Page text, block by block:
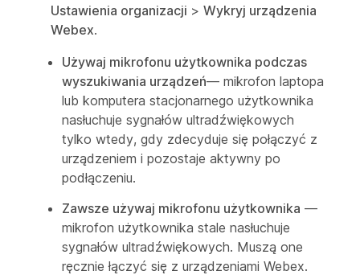
Ustawienia organizacji > Wykryj urządzenia
Webex.
Używaj mikrofonu użytkownika podczas
wyszukiwania urządzeń— mikrofon laptopa
lub komputera stacjonarnego użytkownika
nasłuchuje sygnałów ultradźwiękowych
tylko wtedy, gdy zdecyduje się połączyć z
urządzeniem i pozostaje aktywny po
podłączeniu.
Zawsze używaj mikrofonu użytkownika —
mikrofon użytkownika stale nasłuchuje
sygnałów ultradźwiękowych. Muszą one
ręcznie łączyć się z urządzeniami Webex.